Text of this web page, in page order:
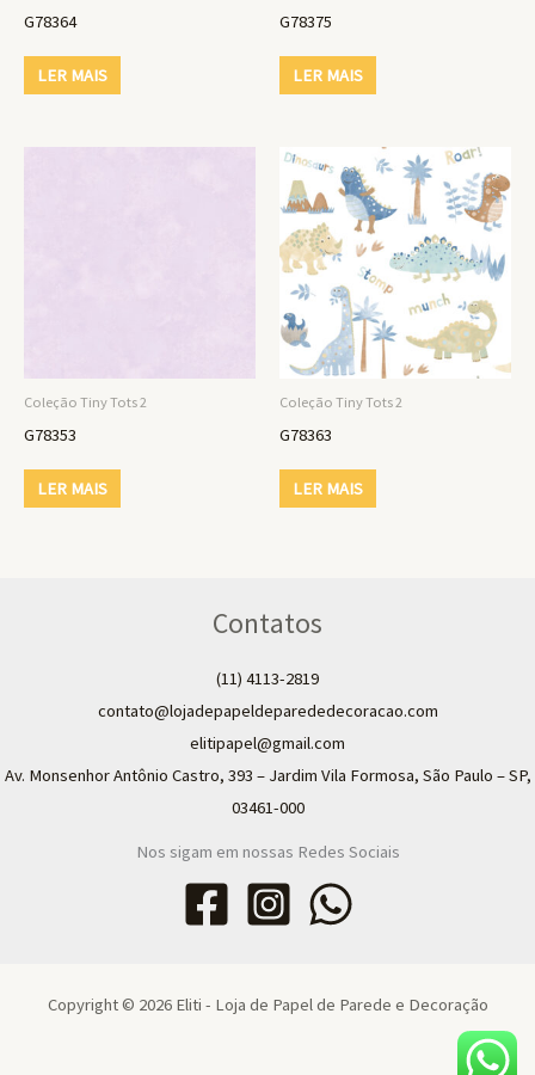
G78364
LER MAIS
G78375
LER MAIS
Coleção Tiny Tots 2
G78353
LER MAIS
Coleção Tiny Tots 2
G78363
LER MAIS
Contatos
(11) 4113-2819
contato@lojadepapeldeparededecoracao.com
elitipapel@gmail.com​
Av. Monsenhor Antônio Castro, 393 – Jardim Vila Formosa, São Paulo – SP,
03461-000
Nos sigam em nossas Redes Sociais
Copyright © 2026 Eliti - Loja de Papel de Parede e Decoração